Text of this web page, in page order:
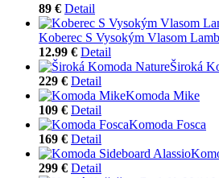
89 € Detail
Koberec S Vysokým Vlasom
12.99 € Detail
Široká
229 € Detail
Komoda Mike
109 € Detail
Komoda Fosca
169 € Detail
299 € Detail